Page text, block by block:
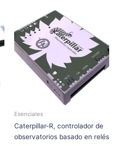
Esenciales
Caterpillar-R, controlador de
observatorios basado en relés